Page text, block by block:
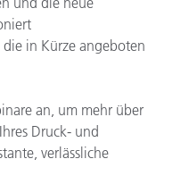
in Kürze angeboten
an, um mehr über
Druck- und
verlässliche